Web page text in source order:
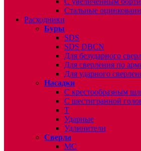
Стальные
Расходники
Буры
SDS
SDS DBCN
Для безударного
Для сверления по
Для ударного
Насадки
С крестообразным
С шестигранной
T
Ударные
Удлинители
Сверла
МС